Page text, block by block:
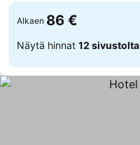
Alkaen 86 €
Näytä hinnat 12 sivustolta